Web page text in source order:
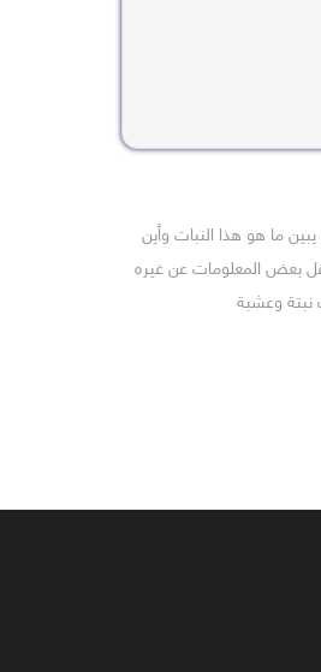
ما هو هذا النبات وأين
بعض المعلومات عن غيره
نبتة وعشبة